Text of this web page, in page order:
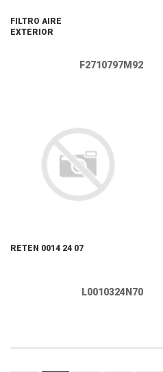
FILTRO AIRE
EXTERIOR
F2710797M92
RETEN 0014 24 07
L0010324N70